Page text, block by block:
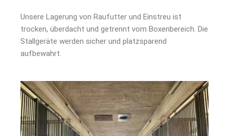
Unsere Lagerung von Raufutter und Einstreu ist
trocken, überdacht und getrennt vom Boxenbereich. Die
Stallgeräte werden sicher und platzsparend
aufbewahrt.